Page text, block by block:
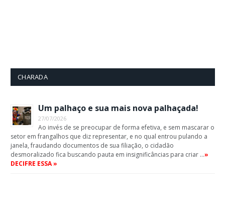
CHARADA
Um palhaço e sua mais nova palhaçada!
27/07/2026
Ao invés de se preocupar de forma efetiva, e sem mascarar o
setor em frangalhos que diz representar, e no qual entrou pulando a
janela, fraudando documentos de sua filiação, o cidadão
desmoralizado fica buscando pauta em insignificâncias para criar …»
DECIFRE ESSA »